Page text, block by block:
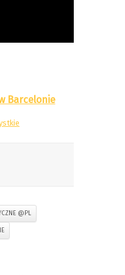
Barcelonie
@PL